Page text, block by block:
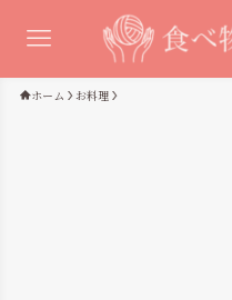
ホーム お料理